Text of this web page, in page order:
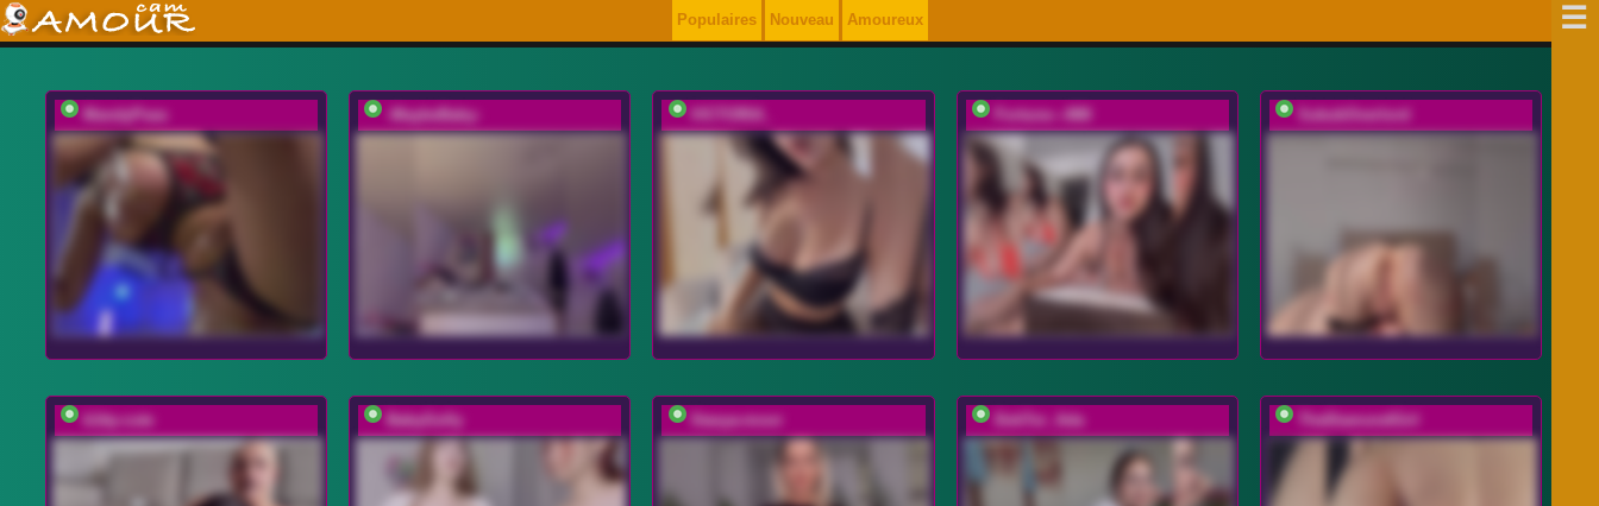
Populaires Nouveau Amoureux
MandyPeas -MaybeBaby- VICTORIA_ Fortune---888 SukubOverlord
k1tty-cute BabyGolly Stasya-moor DokTor_Ada TheDiamondGirl